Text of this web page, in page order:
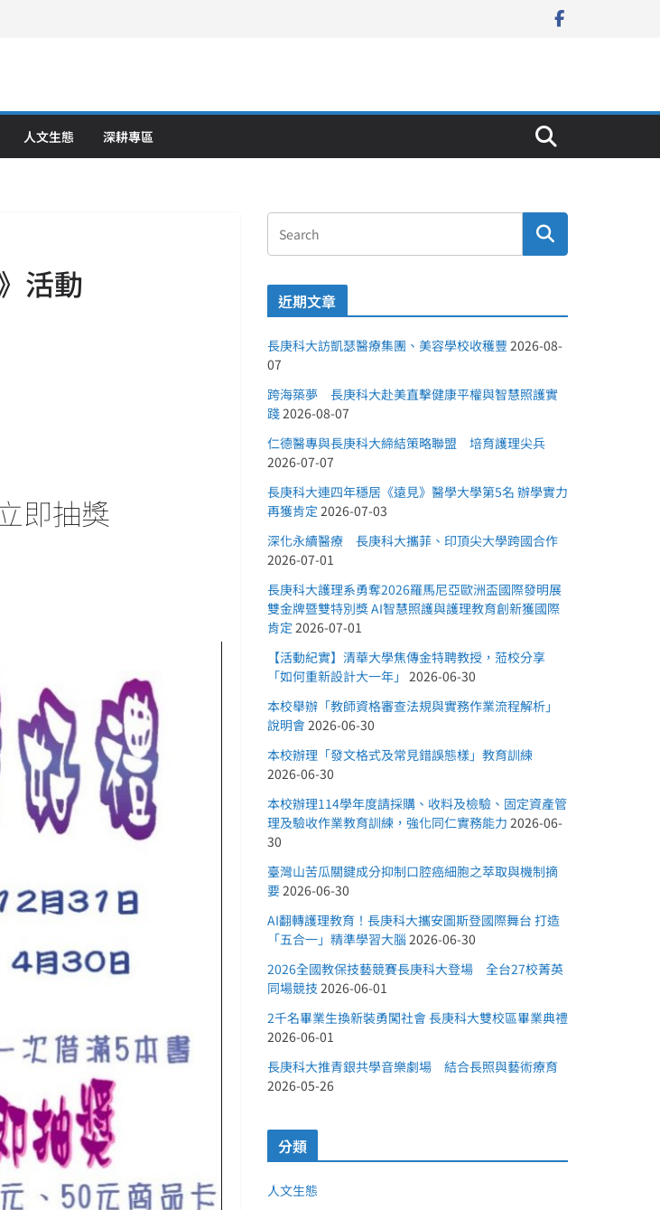
人文生態 深耕專區
活動
即抽獎
近期文章
長庚科大訪凱瑟醫療集團、美容學校收穫豐 2026-08-
07
跨海築夢 長庚科大赴美直擊健康平權與智慧照護實
踐2026-08-07
仁德醫專與長庚科大締結策略聯盟 培育護理尖兵
2026-07-07
長庚科大連四年穩居《遠見》醫學大學第5名 辦學實力
再獲肯定 2026-07-03
深化永續醫療 長庚科大攜菲、印頂尖大學跨國合作
2026-07-01
長庚科大護理系勇奪2026羅馬尼亞歐洲盃國際發明展
雙金牌暨雙特別獎 AI智慧照護與護理教育創新獲國際
肯定 2026-07-01
【活動紀實】清華大學焦傳金特聘教授，蒞校分享
「如何重新設計大一年」 2026-06-30
本校舉辦「教師資格審查法規與實務作業流程解析」
說明會2026-06-30
本校辦理「發文格式及常見錯誤態樣」教育訓練
2026-06-30
本校辦理114學年度請採購、收料及檢驗、固定資產管
理及驗收作業教育訓練，強化同仁實務能力 2026-06-
30
臺灣山苦瓜關鍵成分抑制口腔癌細胞之萃取與機制摘
要2026-06-30
AI翻轉護理教育！長庚科大攜安圖斯登國際舞台 打造
「五合一」精準學習大腦 2026-06-30
2026全國教保技藝競賽長庚科大登場 全台27校菁英
同場競技 2026-06-01
2千名畢業生換新裝勇闖社會 長庚科大雙校區畢業典禮
2026-06-01
長庚科大推青銀共學音樂劇場 結合長照與藝術療育
2026-05-26
分類
人文生態